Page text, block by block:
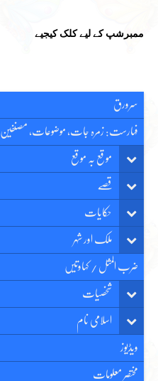
ممبرشپ کے لیے کلک کیجیے
سرورق
فہارست: زمرہ جات، موضوعات، مصنفین
موقع بہ موقع
قصّے
حکایات
ملک اور شہر
ضرب المثل / کہاوتیں
شخصیات
اسلامی نام
ویڈیوز
مختصر معلومات